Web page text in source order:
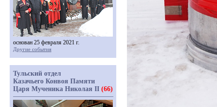
основан 25 февраля 2021 г.
Другие события
Тульский отдел
Казачьего Конвоя Памяти
Царя Мученика Николая II (66)